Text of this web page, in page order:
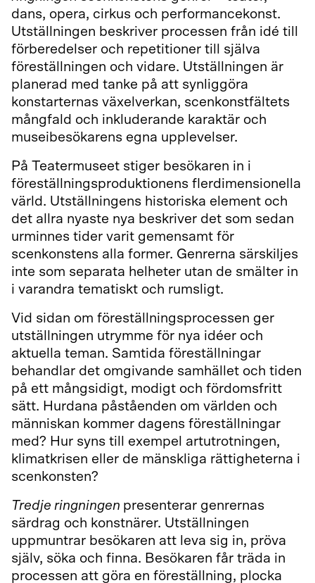
dans, opera, cirkus och performancekonst.
Utställningen beskriver processen från idé till
förberedelser och repetitioner till själva
föreställningen och vidare. Utställningen är
planerad med tanke på att synliggöra
konstarternas växelverkan, scenkonstfältets
mångfald och inkluderande karaktär och
museibesökarens egna upplevelser.
På Teatermuseet stiger besökaren in i
föreställningsproduktionens flerdimensionella
värld. Utställningens historiska element och
det allra nyaste nya beskriver det som sedan
urminnes tider varit gemensamt för
scenkonstens alla former. Genrerna särskiljes
inte som separata helheter utan de smälter in
i varandra tematiskt och rumsligt.
Vid sidan om föreställningsprocessen ger
utställningen utrymme för nya idéer och
aktuella teman. Samtida föreställningar
behandlar det omgivande samhället och tiden
på ett mångsidigt, modigt och fördomsfritt
sätt. Hurdana påståenden om världen och
människan kommer dagens föreställningar
med? Hur syns till exempel artutrotningen,
klimatkrisen eller de mänskliga rättigheterna i
scenkonsten?
Tredje ringningen presenterar genrernas
särdrag och konstnärer. Utställningen
uppmuntrar besökaren att leva sig in, pröva
själv, söka och finna. Besökaren får träda in
processen att göra en föreställning, plocka